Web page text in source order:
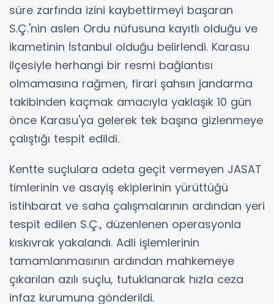
süre zarfında izini kaybettirmeyi başaran
S.Ç.'nin aslen Ordu nüfusuna kayıtlı olduğu ve
ikametinin İstanbul olduğu belirlendi. Karasu
ilçesiyle herhangi bir resmi bağlantısı
olmamasına rağmen, firari şahsın jandarma
takibinden kaçmak amacıyla yaklaşık 10 gün
önce Karasu'ya gelerek tek başına gizlenmeye
çalıştığı tespit edildi.
Kentte suçlulara adeta geçit vermeyen JASAT
timlerinin ve asayiş ekiplerinin yürüttüğü
istihbarat ve saha çalışmalarının ardından yeri
tespit edilen S.Ç., düzenlenen operasyonla
kıskıvrak yakalandı. Adli işlemlerinin
tamamlanmasının ardından mahkemeye
çıkarılan azılı suçlu, tutuklanarak hızla ceza
infaz kurumuna gönderildi.